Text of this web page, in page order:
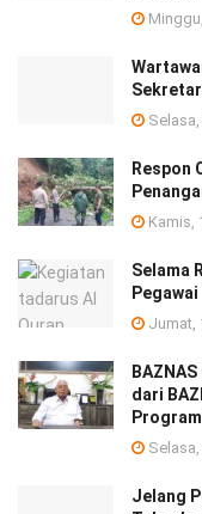
Respon
Kamis,
Selama
Jumat,
dari
Jelang